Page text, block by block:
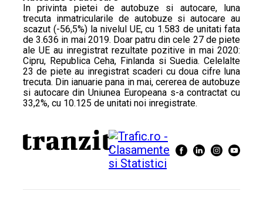
In privinta pietei de autobuze si autocare, luna
trecuta inmatricularile de autobuze si autocare au
scazut (-56,5%) la nivelul UE, cu 1.583 de unitati fata
de 3.636 in mai 2019. Doar patru din cele 27 de piete
ale UE au inregistrat rezultate pozitive in mai 2020:
Cipru, Republica Ceha, Finlanda si Suedia. Celelalte
23 de piete au inregistrat scaderi cu doua cifre luna
trecuta. Din ianuarie pana in mai, cererea de autobuze
si autocare din Uniunea Europeana s-a contractat cu
33,2%, cu 10.125 de unitati noi inregistrate.